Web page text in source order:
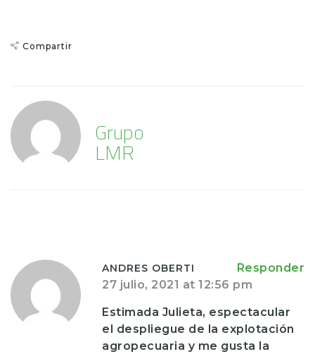
Compartir
Grupo
LMR
ANDRES OBERTI
27 julio, 2021 at 12:56 pm
Responder
Estimada Julieta, espectacular
el despliegue de la explotación
agropecuaria y me gusta la